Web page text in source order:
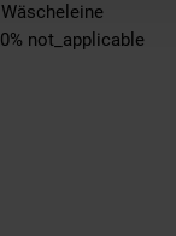
not_applicable